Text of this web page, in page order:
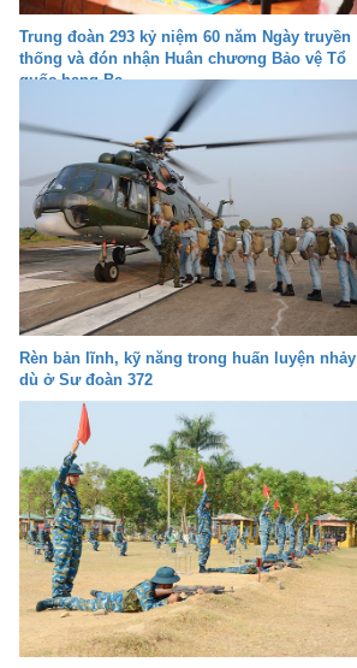
Trung đoàn 293 kỷ niệm 60 năm Ngày truyền
thống và đón nhận Huân chương Bảo vệ Tổ
quốc hạng Ba
Rèn bản lĩnh, kỹ năng trong huấn luyện nhảy
dù ở Sư đoàn 372